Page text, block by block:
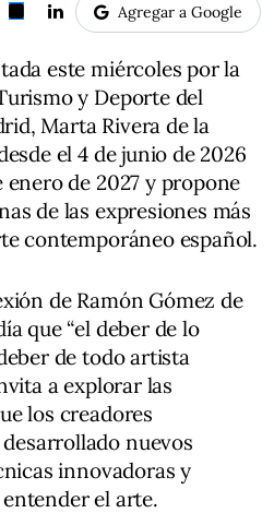
Agregar a Google
este miércoles por la
y Deporte del
Marta Rivera de la
el 4 de junio de 2026
enero de 2027 y propone
de las expresiones más
contemporáneo español.
de Ramón Gómez de
que “el deber de lo
de todo artista
a explorar las
los creadores
nuevos
innovadoras y
el arte.